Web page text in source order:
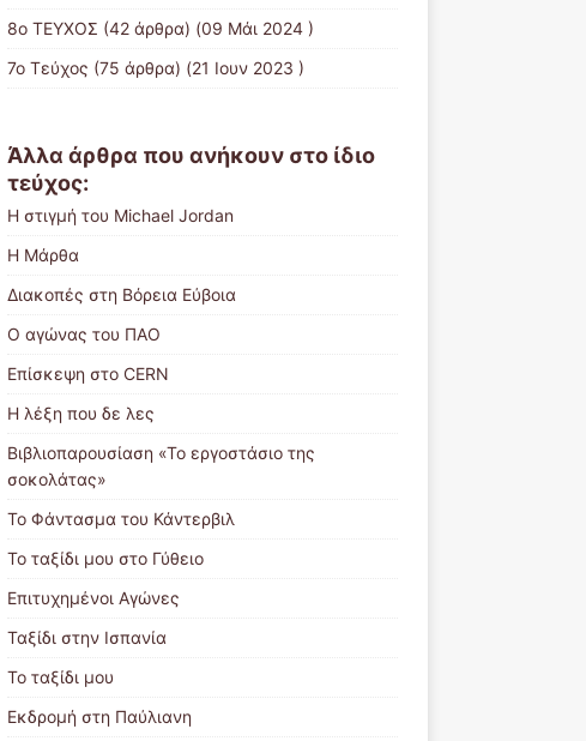
8ο ΤΕΥΧΟΣ (42 άρθρα) (09 Μάι 2024 )
7ο Τεύχος (75 άρθρα) (21 Ιουν 2023 )
Άλλα άρθρα που ανήκουν στο ίδιο
τεύχος:
Η στιγμή του Michael Jordan
Η Μάρθα
Διακοπές στη Βόρεια Εύβοια
Ο αγώνας του ΠΑΟ
Επίσκεψη στο CERN
Η λέξη που δε λες
Βιβλιοπαρουσίαση «Το εργοστάσιο της
σοκολάτας»
Το Φάντασμα του Κάντερβιλ
Το ταξίδι μου στο Γύθειο
Επιτυχημένοι Αγώνες
Ταξίδι στην Ισπανία
Το ταξίδι μου
Εκδρομή στη Παύλιανη